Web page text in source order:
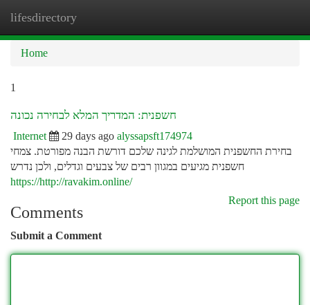
lifesdirectory
Home
1
חשפנית: המדריך המלא לבחירה נכונה
Internet 29 days ago alyssapsft174974
בחירת החשפנית המושלמת לגינה שלכם דורשת הבנה מפורטת. צמחי
חשפנית מגיעים במגוון רבים של צבעים וגדלים, ולכן נדרש
https://http://ravakim.online/
Report this page
Comments
Submit a Comment